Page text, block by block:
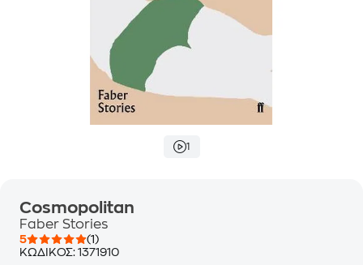
1
Cosmopolitan
Faber Stories
5
(1)
ΚΩΔΙΚΟΣ: 1371910